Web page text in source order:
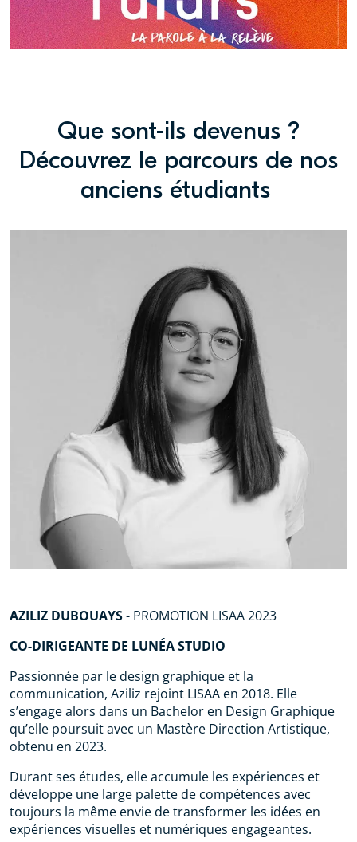
Que sont-ils devenus ?
Découvrez le parcours de nos
anciens étudiants
AZILIZ DUBOUAYS- PROMOTION LISAA 2023
CO-DIRIGEANTE DE LUNÉA STUDIO
Passionnée par le design graphique et la
communication, Aziliz rejoint LISAA en 2018. Elle
s’engage alors dans un Bachelor en Design Graphique
qu’elle poursuit avec un Mastère Direction Artistique,
obtenu en 2023.
Durant ses études, elle accumule les expériences et
développe une large palette de compétences avec
toujours la même envie de transformer les idées en
expériences visuelles et numériques engageantes.